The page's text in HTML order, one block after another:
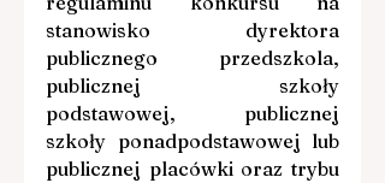
stanowisko dyrektora
publicznego przedszkola,
publicznej szkoły
podstawowej, publicznej
szkoły ponadpodstawowej lub
publicznej placówki oraz trybu